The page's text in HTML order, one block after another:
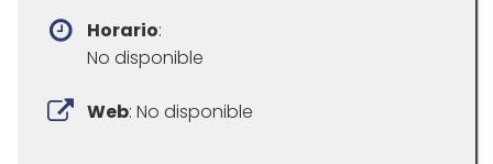
Horario:
No disponible
Web: No disponible